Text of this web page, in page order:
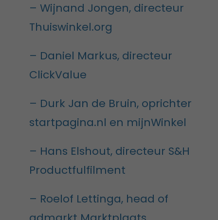
– Wijnand Jongen, directeur
Thuiswinkel.org
– Daniel Markus, directeur
ClickValue
– Durk Jan de Bruin, oprichter
startpagina.nl en mijnWinkel
– Hans Elshout, directeur S&H
Productfulfilment
– Roelof Lettinga, head of